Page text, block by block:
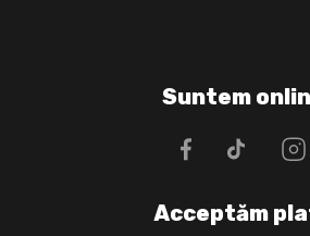
Suntem
Acceptăm